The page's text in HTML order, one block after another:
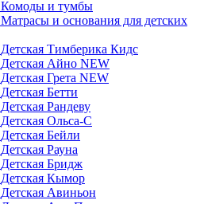
Комоды и тумбы
Матрасы и основания для детских
Детская Тимберика Кидс
Детская Айно NEW
Детская Грета NEW
Детская Бетти
Детская Рандеву
Детская Ольса-С
Детская Бейли
Детская Рауна
Детская Бридж
Детская Кымор
Детская Авиньон